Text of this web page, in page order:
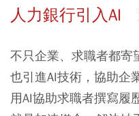
人力銀行引入AI
不只企業、求職者都寄
也引進AI技術，協助企
用AI協助求職者撰寫履